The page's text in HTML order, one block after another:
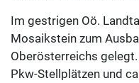
Im gestrigen Oö.
Mosaikstein zum
Oberösterreichs
Pkw-Stellplätzen und